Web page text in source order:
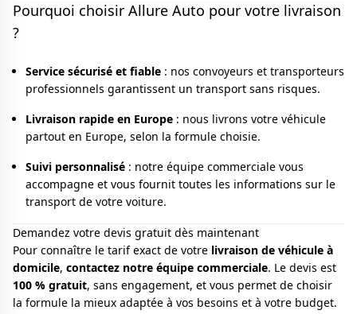
Pourquoi choisir Allure Auto pour votre livraison
?
Service sécurisé et fiable : nos convoyeurs et transporteurs
professionnels garantissent un transport sans risques.
Livraison rapide en Europe : nous livrons votre véhicule
partout en Europe, selon la formule choisie.
Suivi personnalisé : notre équipe commerciale vous
accompagne et vous fournit toutes les informations sur le
transport de votre voiture.
Demandez votre devis gratuit dès maintenant
Pour connaître le tarif exact de votre livraison de véhicule à
domicile, contactez notre équipe commerciale. Le devis est
100 % gratuit, sans engagement, et vous permet de choisir
la formule la mieux adaptée à vos besoins et à votre budget.